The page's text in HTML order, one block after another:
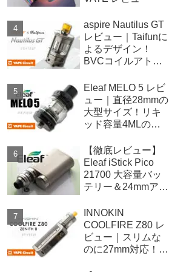
aspire Nautilus GT
レビュー｜Taifunに
よるデザイン！
BVCコイルアトマ
Eleaf MELO 5 レビ
ュー｜直径28mmの
大型サイズ！リキ
ッド容量4MLの爆
ク！！
【徹底レビュー】
Eleaf iStick Pico
21700 大容量バッ
テリー＆24mmアト
INNOKIN
COOLFIRE Z80 レ
ビュー｜スリムな
のに27mm対応！高